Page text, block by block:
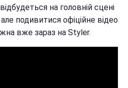
на головній сцені
подивитися офіційне відео
вже зараз на Styler.